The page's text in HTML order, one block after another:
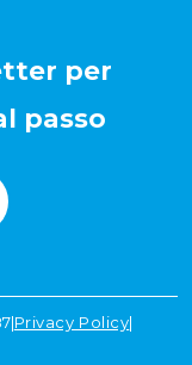
per
passo
|Privacy Policy|